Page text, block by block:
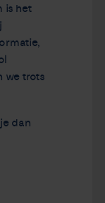
is het
we trots
dan